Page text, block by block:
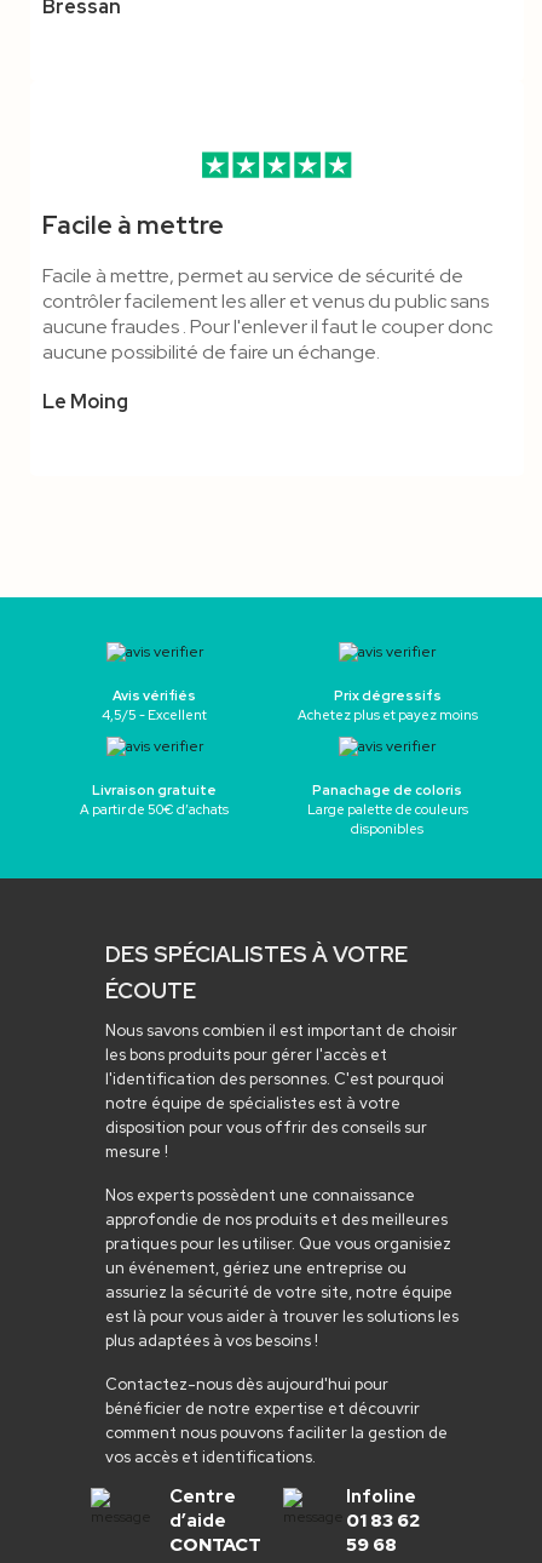
Bressan
Facile à mettre
Facile à mettre, permet au service de sécurité de
contrôler facilement les aller et venus du public sans
aucune fraudes . Pour l'enlever il faut le couper donc
aucune possibilité de faire un échange.
Le Moing
Avis vérifiés
4,5/5 - Excellent
Prix dégressifs
Achetez plus et payez moins
Livraison gratuite
A partir de 50€ d’achats
Panachage de coloris
Large palette de couleurs
disponibles
DES SPÉCIALISTES À VOTRE
ÉCOUTE
Nous savons combien il est important de choisir
les bons produits pour gérer l'accès et
l'identification des personnes. C'est pourquoi
notre équipe de spécialistes est à votre
disposition pour vous offrir des conseils sur
mesure !
Nos experts possèdent une connaissance
approfondie de nos produits et des meilleures
pratiques pour les utiliser. Que vous organisiez
un événement, gériez une entreprise ou
assuriez la sécurité de votre site, notre équipe
est là pour vous aider à trouver les solutions les
plus adaptées à vos besoins !
Contactez-nous dès aujourd'hui pour
bénéficier de notre expertise et découvrir
comment nous pouvons faciliter la gestion de
vos accès et identifications.
Centre
d’aide
CONTACT
Infoline
01 83 62
59 68